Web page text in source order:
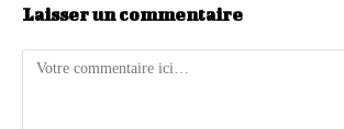
Laisser un commentaire